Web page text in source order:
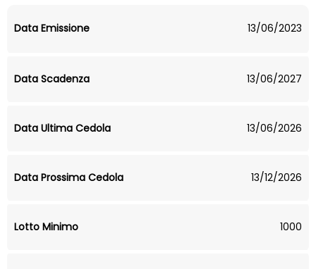
Data Emissione 13/06/2023
Data Scadenza 13/06/2027
Data Ultima Cedola 13/06/2026
Data Prossima Cedola 13/12/2026
Lotto Minimo 1000